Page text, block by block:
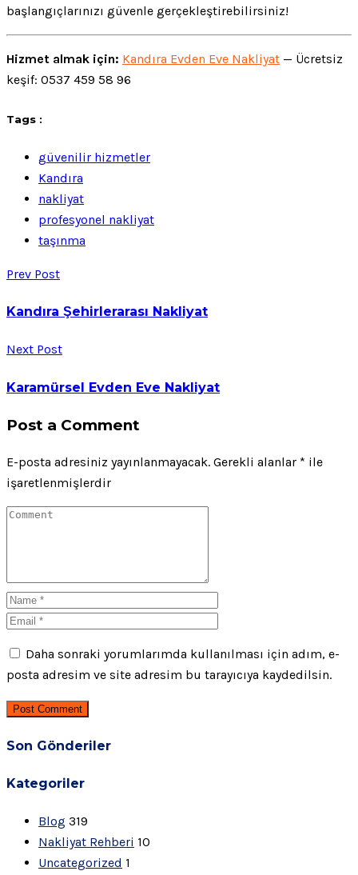
başlangıçlarınızı güvenle gerçekleştirebilirsiniz!
Hizmet almak için: Kandıra Evden Eve Nakliyat — Ücretsiz
keşif: 0537 459 58 96
Tags :
güvenilir hizmetler
Kandıra
nakliyat
profesyonel nakliyat
taşınma
Prev Post
Kandıra Şehirlerarası Nakliyat
Next Post
Karamürsel Evden Eve Nakliyat
Post a Comment
E-posta adresiniz yayınlanmayacak. Gerekli alanlar * ile
işaretlenmişlerdir
Daha sonraki yorumlarımda kullanılması için adım, e-
posta adresim ve site adresim bu tarayıcıya kaydedilsin.
Post Comment
Son Gönderiler
Kategoriler
Blog 319
Nakliyat Rehberi 10
Uncategorized 1